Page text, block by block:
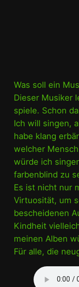
Was soll ein
Dieser Musiker
spiele. Schon
Ich will singen,
habe klang
welcher
würde ich
farbenblind zu
Es ist nicht nur
Virtuosität, um
bescheidenen
Kindheit
meinen Alben
Für alle, die